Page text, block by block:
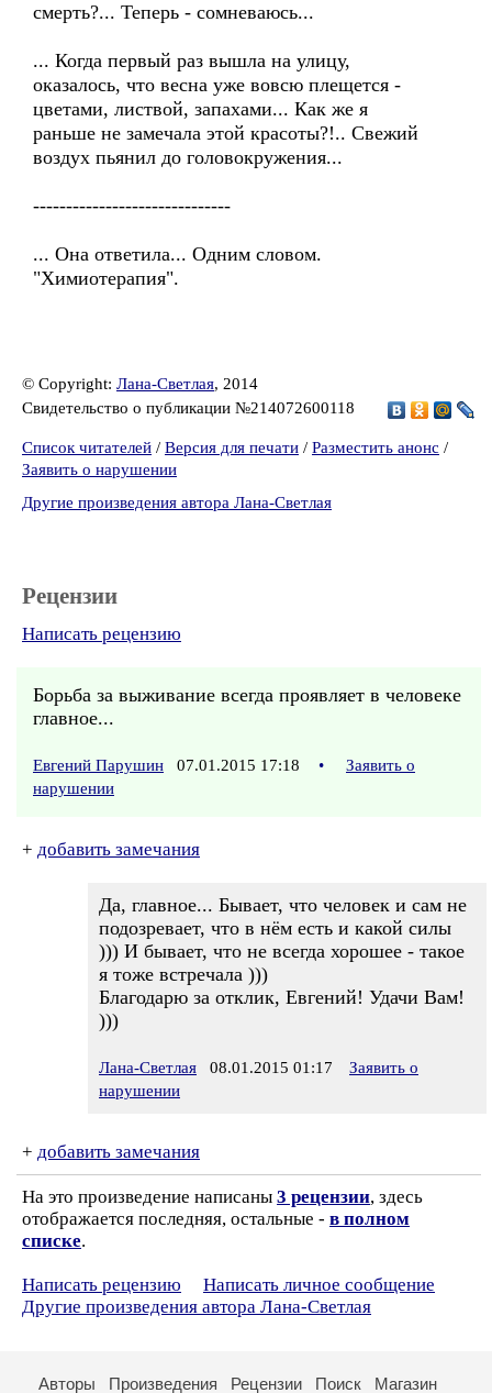
смерть?... Теперь - сомневаюсь...
... Когда первый раз вышла на улицу,
оказалось, что весна уже вовсю плещется -
цветами, листвой, запахами... Как же я
раньше не замечала этой красоты?!.. Свежий
воздух пьянил до головокружения...
------------------------------
... Она ответила... Одним словом.
"Химиотерапия".
© Copyright: Лана-Светлая, 2014
Свидетельство о публикации №214072600118
Список читателей / Версия для печати / Разместить анонс /
Заявить о нарушении
Другие произведения автора Лана-Светлая
Рецензии
Написать рецензию
Борьба за выживание всегда проявляет в человеке
главное...
Евгений Парушин 07.01.2015 17:18 •
Заявить о
нарушении
+ добавить замечания
Да, главное... Бывает, что человек и сам не
подозревает, что в нём есть и какой силы
))) И бывает, что не всегда хорошее - такое
я тоже встречала )))
Благодарю за отклик, Евгений! Удачи Вам!
)))
Лана-Светлая 08.01.2015 01:17
Заявить о
нарушении
+ добавить замечания
На это произведение написаны 3 рецензии, здесь
отображается последняя, остальные - в полном
списке.
Написать рецензию
Написать личное сообщение
Другие произведения автора Лана-Светлая
Авторы Произведения Рецензии Поиск Магазин